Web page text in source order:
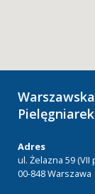
Adres
ul. Żelazna 59 (VII
00-848 Warszawa